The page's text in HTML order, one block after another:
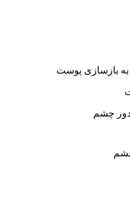
به بازسازی پوست
چشم